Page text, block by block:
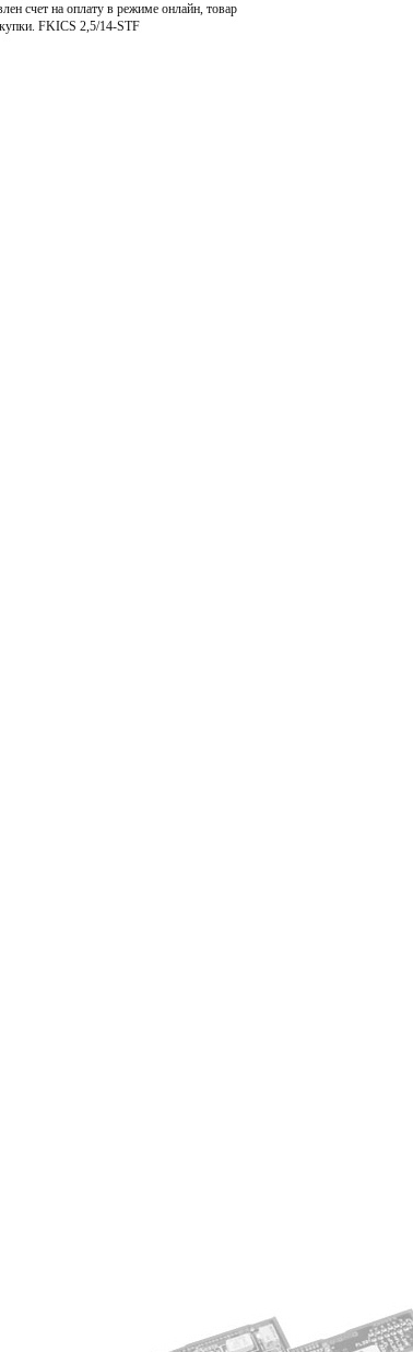
счет на оплату в режиме онлайн, товар
. FKICS 2,5/14-STF